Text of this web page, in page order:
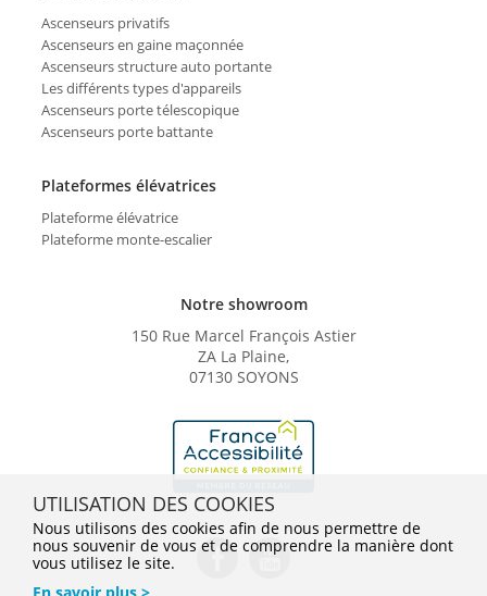
Notre showroom
150 Rue Marcel François Astier
ZA La Plaine,
07130 SOYONS
Ascenseurs privatifs
Ascenseurs en gaine maçonnée
Ascenseurs structure auto portante
Les différents types d'appareils
Ascenseurs porte télescopique
Ascenseurs porte battante
Plateformes élévatrices
Plateforme élévatrice
Plateforme monte-escalier
UTILISATION DES COOKIES
Nous utilisons des cookies afin de nous permettre de
nous souvenir de vous et de comprendre la manière dont
vous utilisez le site.